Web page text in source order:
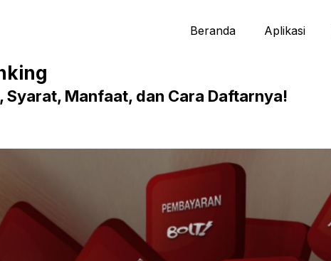
Beranda Aplikasi
Syarat, Manfaat, dan Cara Daftarnya!